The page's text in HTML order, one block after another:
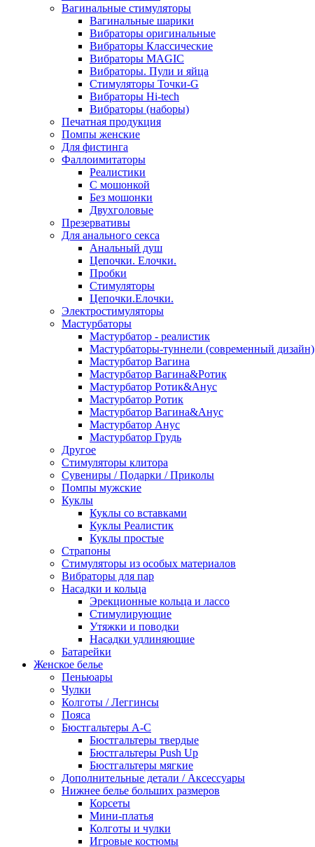
Вагинальные стимуляторы
Вагинальные шарики
Вибраторы оригинальные
Вибраторы Классические
Вибраторы MAGIC
Вибраторы. Пули и яйца
Стимуляторы Точки-G
Вибраторы Hi-tech
Вибраторы (наборы)
Печатная продукция
Помпы женские
Для фистинга
Фаллоимитаторы
Реалистики
С мошонкой
Без мошонки
Двухголовые
Презервативы
Для анального секса
Анальный душ
Цепочки. Елочки.
Пробки
Стимуляторы
Цепочки.Елочки.
Электростимуляторы
Мастурбаторы
Мастурбатор - реалистик
Мастурбаторы-туннели (современный дизайн)
Мастурбатор Вагина
Мастурбатор Вагина&Ротик
Мастурбатор Ротик&Анус
Мастурбатор Ротик
Мастурбатор Вагина&Анус
Мастурбатор Анус
Мастурбатор Грудь
Другое
Стимуляторы клитора
Сувениры / Подарки / Приколы
Помпы мужские
Куклы
Куклы со вставками
Куклы Реалистик
Куклы простые
Страпоны
Стимуляторы из особых материалов
Вибраторы для пар
Насадки и кольца
Эрекционные кольца и лассо
Стимулирующие
Утяжки и поводки
Насадки удлиняющие
Батарейки
Женское белье
Пеньюары
Чулки
Колготы / Леггинсы
Пояса
Бюстгальтеры А-С
Бюстгальтеры твердые
Бюстгальтеры Push Up
Бюстгальтеры мягкие
Дополнительные детали / Аксессуары
Нижнее белье больших размеров
Корсеты
Мини-платья
Колготы и чулки
Игровые костюмы